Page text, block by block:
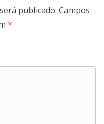
publicado. Campos
*